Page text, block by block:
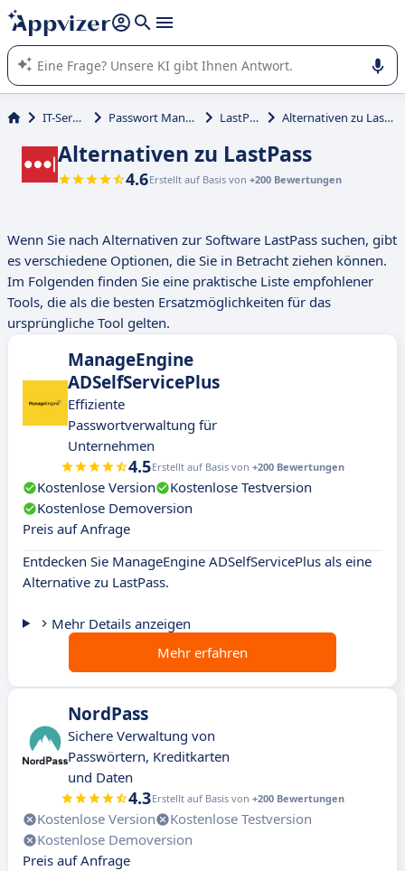
beantworten (mehrere Zeilen mit
Die KI von Appvizer führt Sie bei der Nutzung oder Auswahl
von SaaS-Software in Unternehmen.
IT-Service Passwort Manager LastPass Alternativen zu LastPass
Alternativen zu LastPass
4.6Erstellt auf Basis von +200 Bewertungen
Wenn Sie nach Alternativen zur Software LastPass suchen, gibt
es verschiedene Optionen, die Sie in Betracht ziehen können.
Im Folgenden finden Sie eine praktische Liste empfohlener
Tools, die als die besten Ersatzmöglichkeiten für das
ursprüngliche Tool gelten.
ManageEngine
ADSelfServicePlus
Effiziente
Passwortverwaltung für
Unternehmen
4.5Erstellt auf Basis von +200 Bewertungen
Kostenlose Version
Kostenlose Testversion
Kostenlose Demoversion
Preis auf Anfrage
Entdecken Sie ManageEngine ADSelfServicePlus als eine
Alternative zu LastPass.
Mehr Details anzeigen
Mehr erfahren
NordPass
Sichere Verwaltung von
Passwörtern, Kreditkarten
und Daten
4.3Erstellt auf Basis von +200 Bewertungen
Kostenlose Version
Kostenlose Testversion
Kostenlose Demoversion
Preis auf Anfrage